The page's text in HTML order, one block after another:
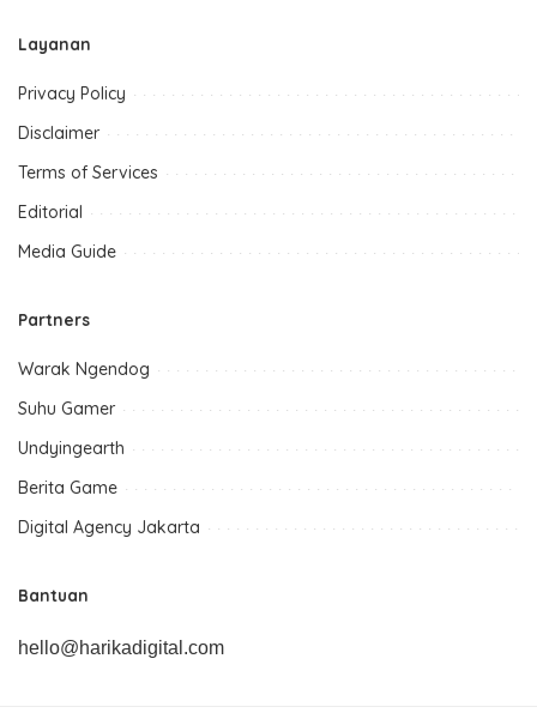
Layanan
Privacy Policy
Disclaimer
Terms of Services
Editorial
Media Guide
Partners
Warak Ngendog
Suhu Gamer
Undyingearth
Berita Game
Digital Agency Jakarta
Bantuan
hello@harikadigital.com